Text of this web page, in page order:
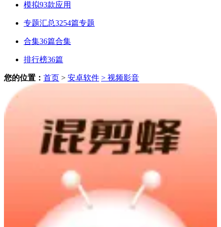
模拟93款应用
专题汇总3254篇专题
合集36篇合集
排行榜36篇
您的位置： 首页 > 安卓软件 > 视频影音